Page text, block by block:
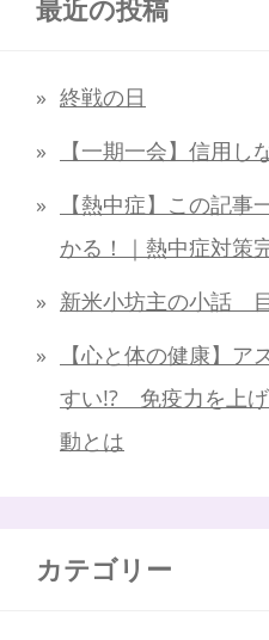
最近の投稿
終戦の日
【一期一会】信用し
【熱中症】この記
かる！｜熱中症対策
新米小坊主の小話
【心と体の健康】
すい!? 免疫力を上
動とは
カテゴリー